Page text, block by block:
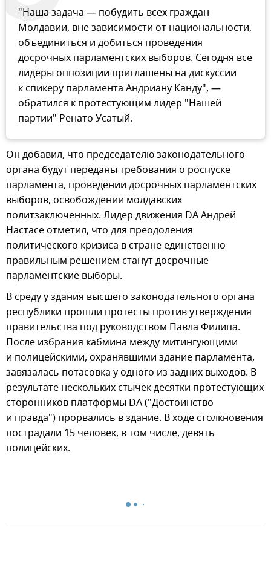
"Наша задача — побудить всех граждан
Молдавии, вне зависимости от национальности,
объединиться и добиться проведения
досрочных парламентских выборов. Сегодня все
лидеры оппозиции приглашены на дискуссии
к спикеру парламента Андриану Канду", —
обратился к протестующим лидер "Нашей
партии" Ренато Усатый.
Он добавил, что председателю законодательного
органа будут переданы требования о роспуске
парламента, проведении досрочных парламентских
выборов, освобождении молдавских
политзаключенных. Лидер движения DA Андрей
Настасе отметил, что для преодоления
политического кризиса в стране единственно
правильным решением станут досрочные
парламентские выборы.
В среду у здания высшего законодательного органа
республики прошли протесты против утверждения
правительства под руководством Павла Филипа.
После избрания кабмина между митингующими
и полицейскими, охранявшими здание парламента,
завязалась потасовка у одного из задних выходов. В
результате нескольких стычек десятки протестующих
сторонников платформы DA ("Достоинство
и правда") прорвались в здание. В ходе столкновения
пострадали 15 человек, в том числе, девять
полицейских.